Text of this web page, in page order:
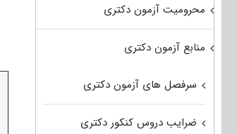
محرومیت آزمون دکتری
منابع آزمون دکتری
سرفصل های آزمون دکتری
ضرایب دروس کنکور دکتری